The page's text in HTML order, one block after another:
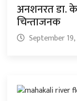
अनशनरत डा.
चिन्ताजनक
September